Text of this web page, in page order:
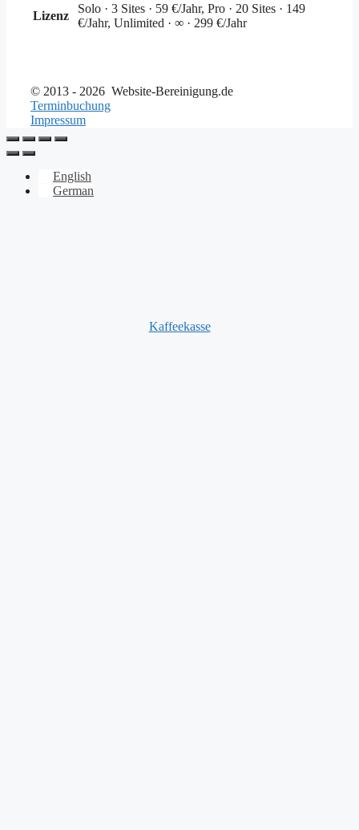
Lizenz
Solo · 3 Sites · 59 €/Jahr, Pro · 20 Sites · 149
€/Jahr, Unlimited · ∞ · 299 €/Jahr
© 2013 - 2026 Website-Bereinigung.de
Terminbuchung
Impressum
English
German
Kaffeekasse